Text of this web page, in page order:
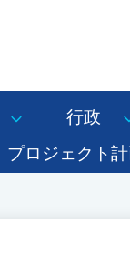
行政
プロジェクト